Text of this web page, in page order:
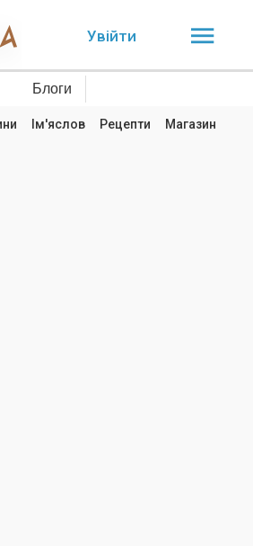
Увійти
Блоги
Ім'яслов Рецепти Магазин